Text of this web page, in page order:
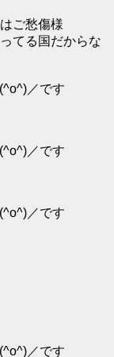
ご愁傷様
てる国だからな
／です
／です
／です
／です